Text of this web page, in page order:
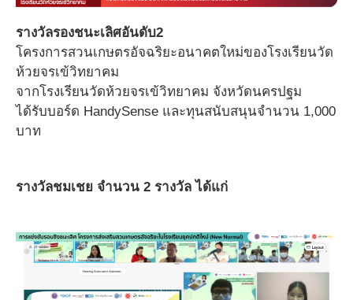
รางวัลรองชนะเลิศอันดับ2
โครงการสวนเกษตรอัจฉริยะอนาคตใหม่ของโรงเรียนวัด
ห้วยจรเข้วิทยาคม
จากโรงเรียนวัดห้วยจรเข้วิทยาคม จังหวัดนครปฐม
ได้รับบอร์ด HandySense และทุนสนับสนุนจำนวน 1,000
บาท
รางวัลชมเชย จำนวน 2 รางวัล ได้แก่